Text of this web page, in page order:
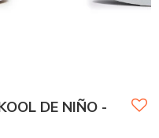
DE NIÑO -